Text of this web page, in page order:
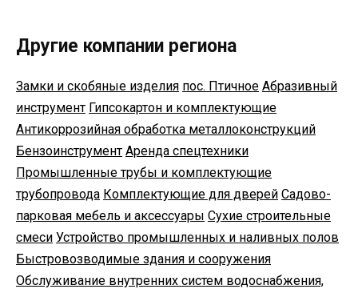
Другие компании региона
Замки и скобяные изделия пос. Птичное Абразивный
инструмент Гипсокартон и комплектующие
Антикоррозийная обработка металлоконструкций
Бензоинструмент Аренда спецтехники
Промышленные трубы и комплектующие
трубопровода Комплектующие для дверей Садово-
парковая мебель и аксессуары Сухие строительные
смеси Устройство промышленных и наливных полов
Быстровозводимые здания и сооружения
Обслуживание внутренних систем водоснабжения,